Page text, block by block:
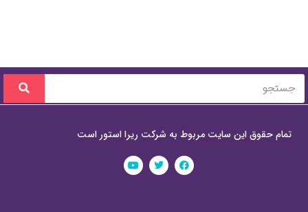
تمام حقوق این سایت مربوط به شرکت ریرا استور است